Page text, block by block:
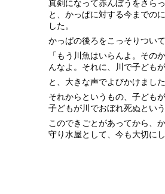
真剣になって赤んぼうをさら
と、かっぱに対する今までの
した。
かっぱの後ろをこっそりつい
「もう川魚はいらんよ。その
んなよ。それに、川で子ども
と、大きな声でよびかけました
それからというもの、子ども
子どもが川でおぼれ死ぬとい
このできごとがあってから、
守り水屋として、今も大切にし